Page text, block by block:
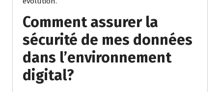
Comment assurer la
sécurité de mes données
dans l’environnement
digital?